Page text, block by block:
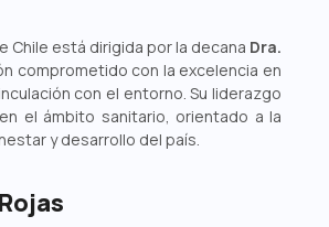
Chile está dirigida por la decana Dra.
comprometido con la excelencia en
con el entorno. Su liderazgo
el ámbito sanitario, orientado a la
y desarrollo del país.